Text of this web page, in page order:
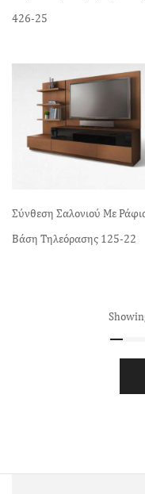
426-25
Σύνθεση Σαλονιού Με
Βάση Τηλεόρασης 125-22